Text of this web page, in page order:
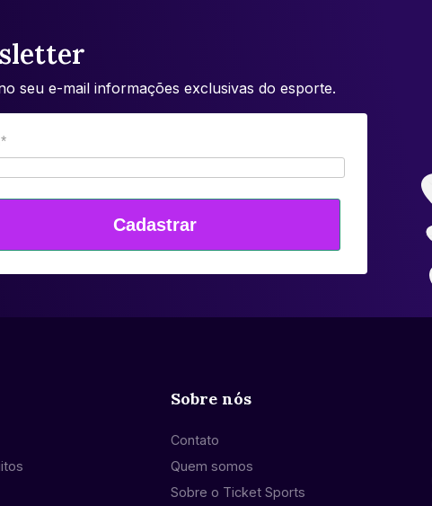
seu e-mail informações exclusivas do esporte.
Cadastrar
Sobre nós
Contato
Quem somos
Sobre o Ticket Sports